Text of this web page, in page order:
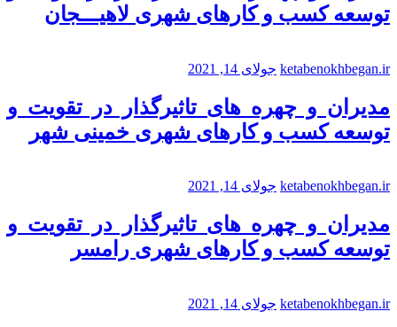
توسعه کسب و کارهای شهری لاهیـــجان
ketabenokhbegan.ir جولای 14, 2021
مدیران و چهره های تاثیرگذار در تقویت و
توسعه کسب و کارهای شهری خمینی شهر
ketabenokhbegan.ir جولای 14, 2021
مدیران و چهره های تاثیرگذار در تقویت و
توسعه کسب و کارهای شهری رامسر
ketabenokhbegan.ir جولای 14, 2021